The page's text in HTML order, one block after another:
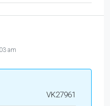
am
VK27961